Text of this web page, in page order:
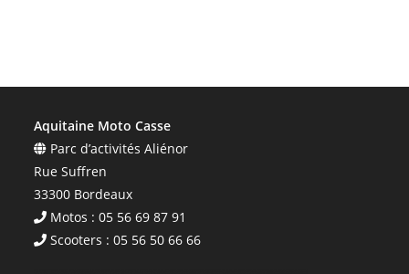
Aquitaine Moto Casse
Parc d’activités Aliénor
Rue Suffren
33300 Bordeaux
Motos : 05 56 69 87 91
Scooters : 05 56 50 66 66